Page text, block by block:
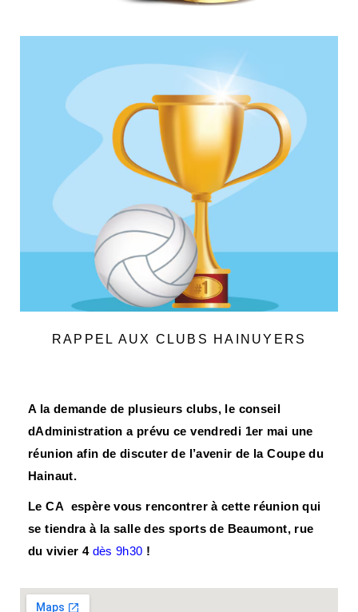
RAPPEL AUX CLUBS HAINUYERS
A la demande de plusieurs clubs, le conseil
dAdministration a prévu ce vendredi 1er mai une
réunion afin de discuter de l’avenir de la Coupe du
Hainaut.
Le CA espère vous rencontrer à cette réunion qui
se tiendra à la salle des sports de Beaumont, rue
du vivier 4 dès 9h30 !